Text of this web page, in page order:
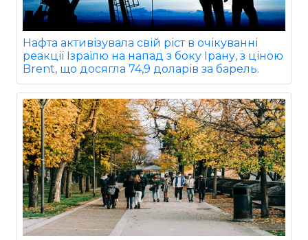
Нафта активізувала свій ріст в очікуванні
реакції Ізраїлю на напад з боку Ірану, з ціною
Brent, що досягла 74,9 доларів за барель.